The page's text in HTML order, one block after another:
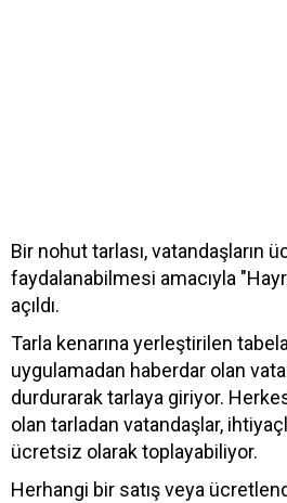
Bir nohut tarlası, vatandaşların
faydalanabilmesi amacıyla
açıldı.
Tarla kenarına yerleştirilen
uygulamadan haberdar olan
durdurarak tarlaya giriyor.
olan tarladan vatandaşlar,
ücretsiz olarak toplayabiliyor.
Herhangi bir satış veya